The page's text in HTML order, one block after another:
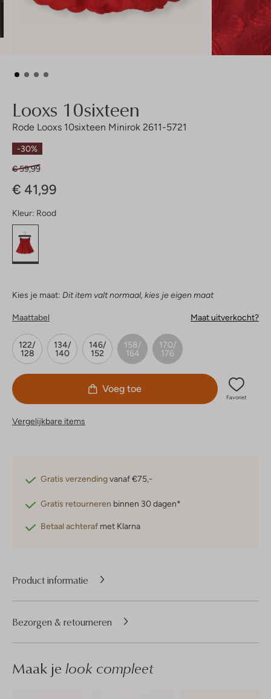
Looxs 10sixteen
Rode Looxs 10sixteen Minirok 2611-5721
-30%
€ 59,99
€ 41,99
Kleur: Rood
Kies je maat: Dit item valt normaal, kies je eigen maat
Maattabel Maat uitverkocht?
122/
128
134/
140
146/
152
158/
164
170/
176
Voeg toe
Favoriet
Vergelijkbare items
Gratis verzendingvanaf €75,-
Gratis retourneren binnen 30 dagen*
Betaal achteraf met Klarna
Product informatie
Bezorgen & retourneren
Maak je look compleet